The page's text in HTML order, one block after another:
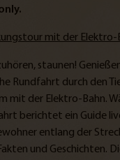
mit der Elektro-
staunen!
Rundfahrt durch den
mit der Elektro-Bahn.
berichtet ein Guide
entlang der
und Geschichten.